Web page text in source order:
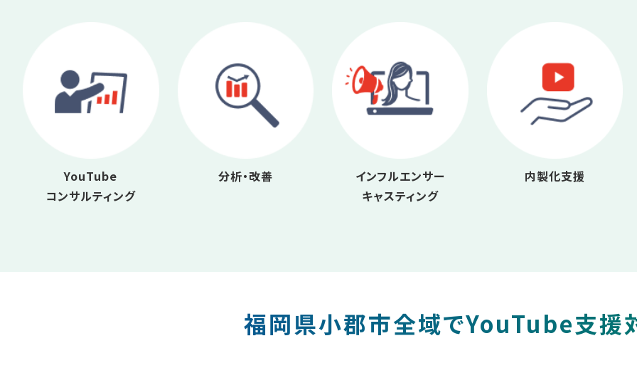
YouTube
コンサルティング
分析・改善
インフルエンサー
キャスティング
内製化支援
福岡県小郡市全域でYouTube支援